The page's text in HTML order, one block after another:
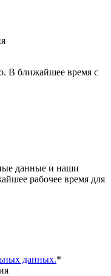
В ближайшее время с
данные и наши
рабочее время для
данных.*